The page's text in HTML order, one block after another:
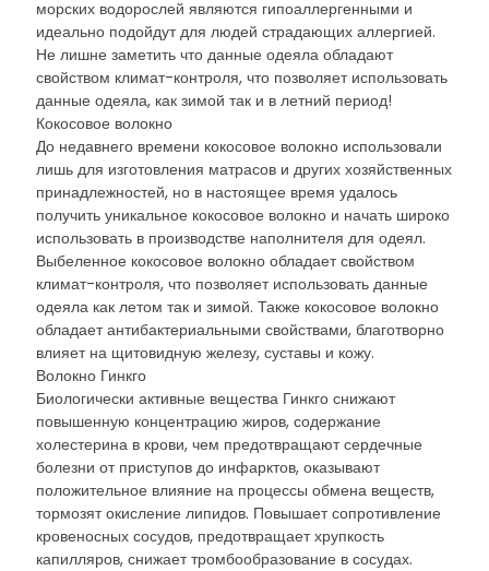
морских водорослей являются гипоаллергенными и
идеально подойдут для людей страдающих аллергией.
Не лишне заметить что данные одеяла обладают
свойством климат-контроля, что позволяет использовать
данные одеяла, как зимой так и в летний период!
Кокосовое волокно
До недавнего времени кокосовое волокно использовали
лишь для изготовления матрасов и других хозяйственных
принадлежностей, но в настоящее время удалось
получить уникальное кокосовое волокно и начать широко
использовать в производстве наполнителя для одеял.
Выбеленное кокосовое волокно обладает свойством
климат-контроля, что позволяет использовать данные
одеяла как летом так и зимой. Также кокосовое волокно
обладает антибактериальными свойствами, благотворно
влияет на щитовидную железу, суставы и кожу.
Волокно Гинкго
Биологически активные вещества Гинкго снижают
повышенную концентрацию жиров, содержание
холестерина в крови, чем предотвращают сердечные
болезни от приступов до инфарктов, оказывают
положительное влияние на процессы обмена веществ,
тормозят окисление липидов. Повышает сопротивление
кровеносных сосудов, предотвращает хрупкость
капилляров, снижает тромбообразование в сосудах.